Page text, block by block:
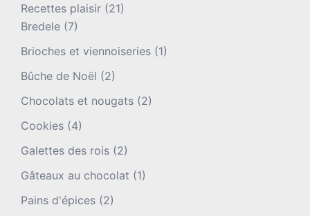
Recettes plaisir (21)
Bredele (7)
Brioches et viennoiseries (1)
Bûche de Noël (2)
Chocolats et nougats (2)
Cookies (4)
Galettes des rois (2)
Gâteaux au chocolat (1)
Pains d'épices (2)